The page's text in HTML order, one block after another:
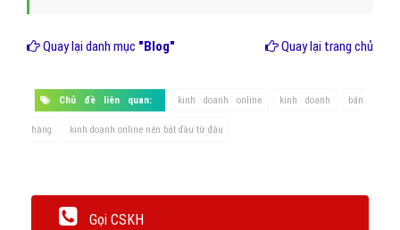
Quay lại danh mục "Blog" Quay lại trang chủ
Chủ đề liên quan: kinh doanh online kinh doanh bán
hàng kinh doanh online nên bắt đầu từ đâu
Gọi CSKH